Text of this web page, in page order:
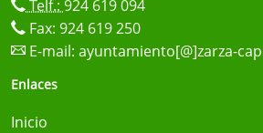
Telf.: 924 619 094
Fax: 924 619 250
E-mail: ayuntamiento[@]zarza-
Enlaces
Inicio